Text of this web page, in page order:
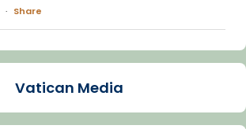
· Share
de Barcelona
patir depressió. Fa gairebé
l'Estadi Lluís Companys, la
Vatican Media